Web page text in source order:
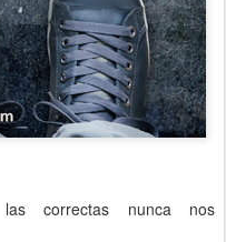
correctas nunca nos